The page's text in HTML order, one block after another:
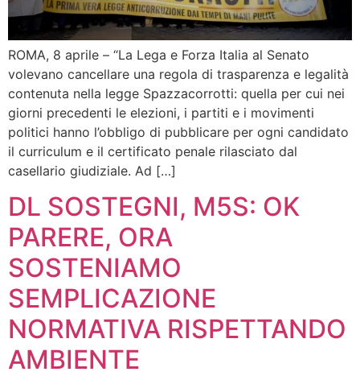
ROMA, 8 aprile – “La Lega e Forza Italia al Senato
volevano cancellare una regola di trasparenza e legalità
contenuta nella legge Spazzacorrotti: quella per cui nei
giorni precedenti le elezioni, i partiti e i movimenti
politici hanno l’obbligo di pubblicare per ogni candidato
il curriculum e il certificato penale rilasciato dal
casellario giudiziale. Ad […]
DL SOSTEGNI, M5S: OK
PARERE, ORA
SOSTENIAMO
SEMPLICAZIONE
NORMATIVA RISPETTANDO
AMBIENTE